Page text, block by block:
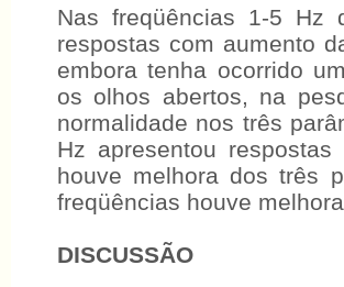
Nas freqüências 1-5 Hz
respostas com aumento
embora tenha ocorrido
os olhos abertos, na
normalidade nos três
Hz apresentou
houve melhora dos três
freqüências houve
DISCUSSÃO